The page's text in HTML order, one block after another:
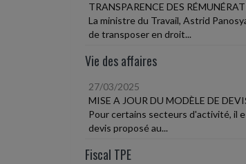
TRANSPARENCE DES
La ministre du Travail, Astrid
de transposer en droit...
Vie des affaires
27/03/2025
MISE A JOUR DU MODÈLE DE
Pour certains secteurs d'activité, il
devis proposé au...
Fiscal TPE